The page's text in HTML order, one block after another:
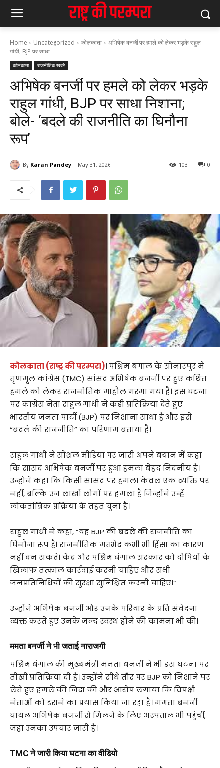
Home Uncategorized कोलकाता
अभिषेक बनर्जी पर हमले को लेकर भड़के राहुल
गांधी, BJP पर साधा...
कोलकाता राजनीतिक खबरे
अभिषेक बनर्जी पर हमले को लेकर भड़के
राहुल गांधी, BJP पर साधा निशाना;
बोले- ‘बदले की राजनीति का घिनौना
रूप’
By Karan Pandey May 31, 2026 0
103
कोलकाता (राष्ट्र की परम्परा)। पश्चिम बंगाल के सोनारपुर में
तृणमूल कांग्रेस (TMC) सांसद अभिषेक बनर्जी पर हुए कथित
हमले को लेकर राजनीतिक माहौल गरमा गया है। इस घटना
पर कांग्रेस नेता राहुल गांधी ने कड़ी प्रतिक्रिया देते हुए
भारतीय जनता पार्टी (BJP) पर निशाना साधा है और इसे
“बदले की राजनीति” का परिणाम बताया है।
राहुल गांधी ने सोशल मीडिया पर जारी अपने बयान में कहा
कि सांसद अभिषेक बनर्जी पर हुआ हमला बेहद निंदनीय है।
उन्होंने कहा कि किसी सांसद पर हमला केवल एक व्यक्ति पर
नहीं, बल्कि उन लाखों लोगों पर हमला है जिन्होंने उन्हें
लोकतांत्रिक प्रक्रिया के तहत चुना है।
राहुल गांधी ने कहा, “यह BJP की बदले की राजनीति का
घिनौना रूप है। राजनीतिक मतभेद कभी भी हिंसा का कारण
नहीं बन सकते। केंद्र और पश्चिम बंगाल सरकार को दोषियों के
खिलाफ तत्काल कार्रवाई करनी चाहिए और सभी
जनप्रतिनिधियों की सुरक्षा सुनिश्चित करनी चाहिए।”
उन्होंने अभिषेक बनर्जी और उनके परिवार के प्रति संवेदना
व्यक्त करते हुए उनके जल्द स्वस्थ होने की कामना भी की।
ममता बनर्जी ने भी जताई नाराजगी
पश्चिम बंगाल की मुख्यमंत्री ममता बनर्जी ने भी इस घटना पर
तीखी प्रतिक्रिया दी है। उन्होंने सीधे तौर पर BJP को निशाने पर
लेते हुए हमले की निंदा की और आरोप लगाया कि विपक्षी
नेताओं को डराने का प्रयास किया जा रहा है। ममता बनर्जी
घायल अभिषेक बनर्जी से मिलने के लिए अस्पताल भी पहुंचीं,
जहां उनका उपचार जारी है।
TMC ने जारी किया घटना का वीडियो